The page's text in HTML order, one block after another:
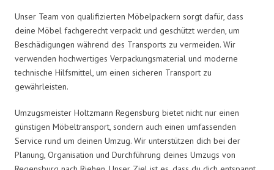
Unser Team von qualifizierten Möbelpackern sorgt dafür, dass
deine Möbel fachgerecht verpackt und geschützt werden, um
Beschädigungen während des Transports zu vermeiden. Wir
verwenden hochwertiges Verpackungsmaterial und moderne
technische Hilfsmittel, um einen sicheren Transport zu
gewährleisten.
Umzugsmeister Holtzmann Regensburg bietet nicht nur einen
günstigen Möbeltransport, sondern auch einen umfassenden
Service rund um deinen Umzug. Wir unterstützen dich bei der
Planung, Organisation und Durchführung deines Umzugs von